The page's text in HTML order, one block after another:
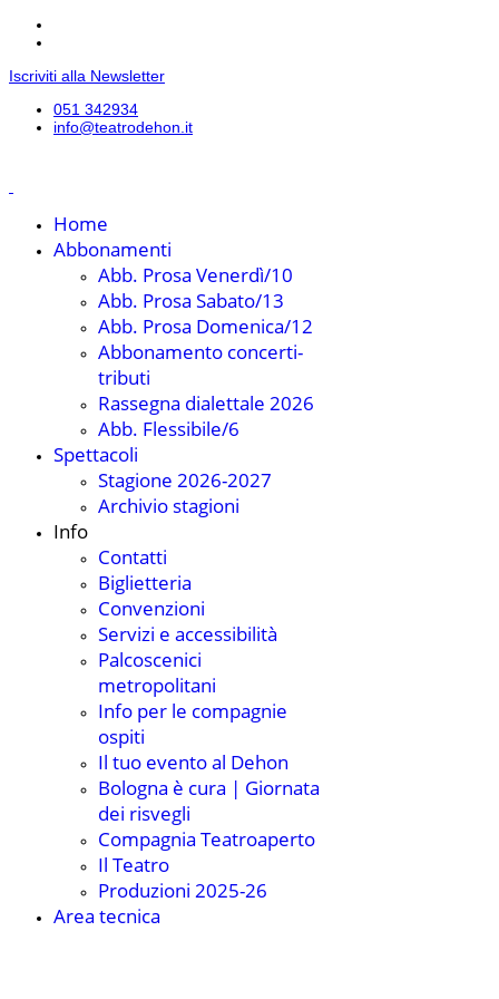
Iscriviti alla Newsletter
051 342934
info@teatrodehon.it
Home
Abbonamenti
Abb. Prosa Venerdì/10
Abb. Prosa Sabato/13
Abb. Prosa Domenica/12
Abbonamento concerti-
tributi
Rassegna dialettale 2026
Abb. Flessibile/6
Spettacoli
Stagione 2026-2027
Archivio stagioni
Info
Contatti
Biglietteria
Convenzioni
Servizi e accessibilità
Palcoscenici
metropolitani
Info per le compagnie
ospiti
Il tuo evento al Dehon
Bologna è cura | Giornata
dei risvegli
Compagnia Teatroaperto
Il Teatro
Produzioni 2025-26
Area tecnica